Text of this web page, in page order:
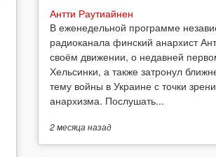
Антти Раутиайнен
В еженедельной программе
радиоканала финский анархист
своём движении, о недавней
Хельсинки, а также затронул
тему войны в Украине с точки
анархизма. Послушать...
2 месяца назад